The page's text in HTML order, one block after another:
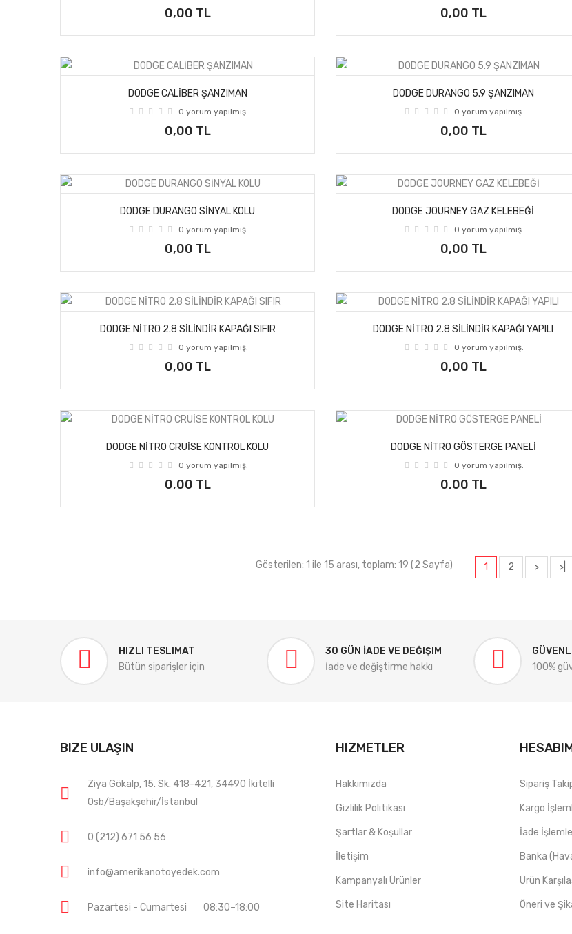
0,00 TL 0,00 TL
DODGE CALİBER ŞANZIMAN
0 yorum yapılmış.
0,00 TL
DODGE DURANGO 5.9 ŞANZIMAN
0 yorum yapılmış.
0,00 TL
DODGE DURANGO SİNYAL KOLU
0 yorum yapılmış.
0,00 TL
DODGE JOURNEY GAZ KELEBEĞİ
0 yorum yapılmış.
0,00 TL
DODGE NİTRO 2.8 SİLİNDİR KAPAĞI SIFIR
0 yorum yapılmış.
0,00 TL
DODGE NİTRO 2.8 SİLİNDİR KAPAĞI YAPILI
0 yorum yapılmış.
0,00 TL
DODGE NİTRO CRUİSE KONTROL KOLU
0 yorum yapılmış.
0,00 TL
DODGE NİTRO GÖSTERGE PANELİ
0 yorum yapılmış.
0,00 TL
1 2 > >|
Gösterilen: 1 ile 15 arası, toplam: 19 (2 Sayfa)
HIZLI TESLIMAT
Bütün siparişler için
30 GÜN İADE VE DEĞIŞIM
İade ve değiştirme hakkı
100%
BIZE ULAŞIN
Ziya Gökalp, 15. Sk. 418-421, 34490 İkitelli
Osb/Başakşehir/İstanbul
0 (212) 671 56 56
info@amerikanotoyedek.com
Pazartesi - Cumartesi 08:30–18:00
HIZMETLER
Hakkımızda
Gizlilik Politikası
Şartlar & Koşullar
İletişim
Kampanyalı Ürünler
Site Haritası
Sipariş
Kargo
İade
Banka
Ürün
Öneri ve